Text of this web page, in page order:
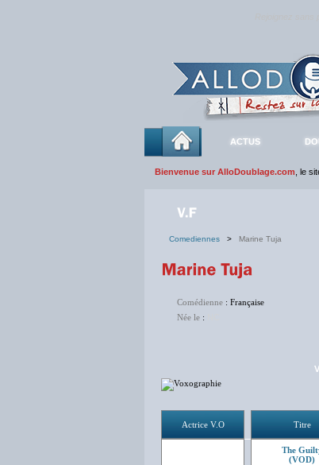
ACTUS
Bienvenue sur AlloDoublage.com , le
Comediennes > Marine Tuja
Comédienne : Française
Née le :
Actrice V.O Titre
The
(VOD)